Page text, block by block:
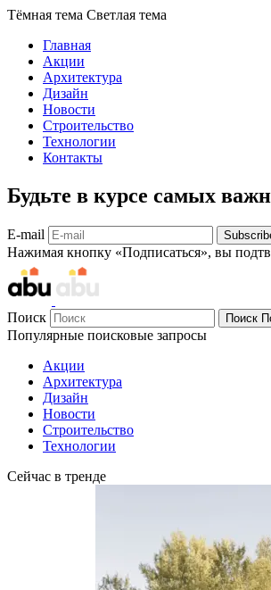
Тёмная тема Светлая тема
Главная
Акции
Архитектура
Дизайн
Новости
Строительство
Технологии
Контакты
Будьте в курсе самых
E-mail
Нажимая кнопку «Подписаться», вы
Поиск Поиск
Популярные поисковые запросы
Акции
Архитектура
Дизайн
Новости
Строительство
Технологии
Сейчас в тренде